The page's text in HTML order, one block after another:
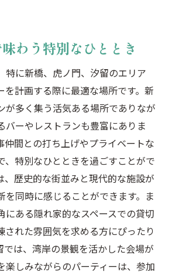
わう特別なひととき
特に新橋、虎ノ門、汐留のエリア
を計画する際に最適な場所です。新
が多く集う活気ある場所でありなが
バーやレストランも豊富にありま
仲間との打ち上げやプライベートな
、特別なひとときを過ごすことがで
、歴史的な街並みと現代的な施設が
を同時に感じることができます。ま
にある隠れ家的なスペースでの貸切
された雰囲気を求める方にぴったり
では、湾岸の景観を活かした会場が
楽しみながらのパーティーは、参加